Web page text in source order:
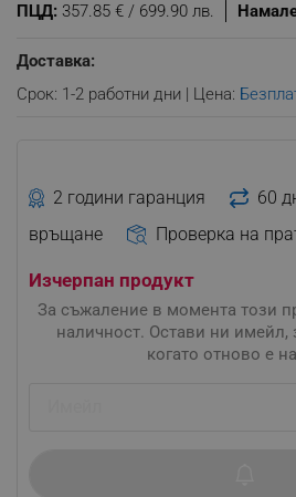
ПЦД: 357.85 € / 699.90 лв.
Доставка:
Срок: 1-2 работни дни | Цена:
2 години гаранция
60
връщане
Проверка на
Изчерпан продукт
За съжаление в момента този
наличност. Остави ни имейл,
когато отново е